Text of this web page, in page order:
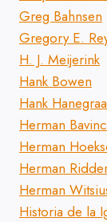
Greg Bahnsen
Gregory E.
H. J. Meijerink
Hank Bowen
Hank
Herman
Herman
Herman
Herman
Historia de la